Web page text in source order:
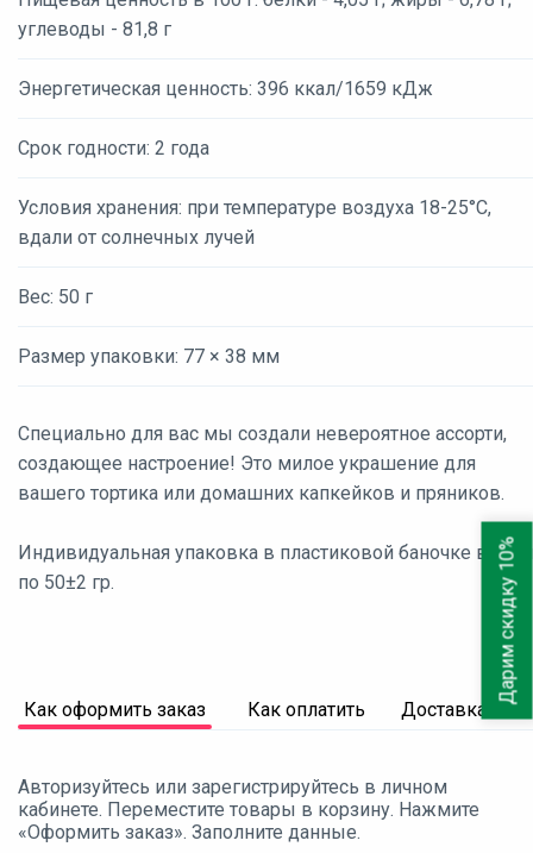
углеводы - 81,8 г
Энергетическая ценность: 396 ккал/1659 кДж
Срок годности: 2 года
Условия хранения: при температуре воздуха 18-25°С,
вдали от солнечных лучей
Вес: 50 г
Размер упаковки: 77 × 38 мм
Специально для вас мы создали невероятное ассорти,
создающее настроение! Это милое украшение для
вашего тортика или домашних капкейков и пряников.
Индивидуальная упаковка в пластиковой баночке весом
по 50±2 гр.
Как оформить заказ Как оплатить Доставка
Авторизуйтесь или зарегистрируйтесь в личном
кабинете. Переместите товары в корзину. Нажмите
«Оформить заказ». Заполните данные.
Дарим скидку 10%